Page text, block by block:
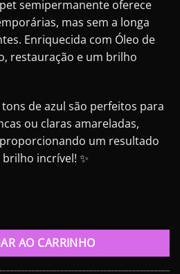
atual
é:
R$150,00.
semipermanente oferece
mas sem a longa
Enriquecida com Óleo de
restauração e um brilho
tons de azul são perfeitos para
ou claras amareladas,
um resultado
incrível! ✨
- Azul Piscina 125ml quantidade
AO CARRINHO